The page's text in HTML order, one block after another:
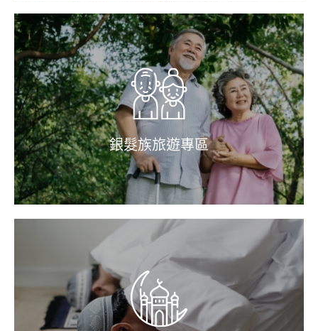
銀髮族旅遊專區